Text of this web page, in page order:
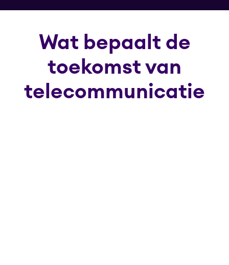
Wat bepaalt de
toekomst van
telecommunicatie